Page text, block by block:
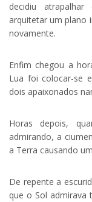
decidiu
arquitetar um plano
novamente.
Enfim chegou a
Lua foi colocar-se
dois apaixonados
Horas depois,
admirando, a
a Terra causando
De repente a
que o Sol admirava